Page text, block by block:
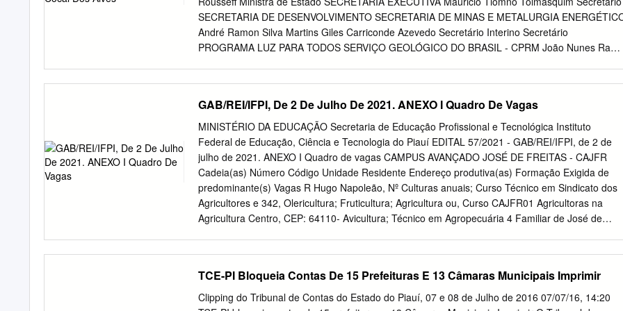
desde que mencionada a fonte. Relação de Siglas AGESPISA – Águas e Esgotos do Piauí S.A.
APA – Áreas de Proteção Ambiental APL – Academia Piauiense de Letras APP – Áreas de
Preservação Permanente CAGED – Cadastro Geral de Empregados e Desempregados
SECRETARIA DE DESENVOLVIMENTO SECRETARIA DE MINAS E METALURGIA
André Ramon Silva Martins Giles Carriconde Azevedo Secretário Interino Secretário
PROGRAMA LUZ PARA TODOS SERVIÇO GEOLÓGICO DO BRASIL - CPRM João Nunes
Recursos Minerais Paulo Augusto Leonelli Diretor Álvaro Rogério Alencar Silva Diretor de
Administração e Finanças Aroldo Borba Fernando Pereira de Carvalho Gerente Técnico Diretor
de Relações Institucionais e Desenvolvimento Frederico Cláudio Peixinho Chefe do
Departamento de Hidrologia Fernando Antonio Carneiro Feitosa Chefe da Divisão de
Hidrogeologia e Exploração Ivanaldo Vieira Gomes da Costa Superintendente Regional de
Salvador José Wilson de Castro Timóteo Superintendente Regional de Recife Hélbio Pereira
Superintendente Regional de Belo Horizonte Darlan Filgueira Maciel Chefe da Residência de
Fortaleza Francisco Batista Teixeira Chefe da Residência Especial de Teresina Ministério de
GAB/REI/IFPI, De 2 De Julho De 2021. ANEXO I Quadro De Vagas
MINISTÉRIO DA EDUCAÇÃO Secretaria de Educação Profissional e Tecnológica Instituto
Federal de Educação, Ciência e Tecnologia do Piauí EDITAL 57/2021 - GAB/REI/IFPI, de 2 de
julho de 2021. ANEXO I Quadro de vagas CAMPUS AVANÇADO JOSÉ DE FREITAS - CAJFR
Cadeia(as) Número Código Unidade Residente Endereço produtiva(as) Formação Exigida de
predominante(s) Vagas R Hugo Napoleão, Nº Culturas anuais; Curso Técnico em Sindicato dos
Agricultores e 342, Olericultura; Fruticultura; Agricultura ou, Curso CAJFR01 Agricultoras na
Agricultura Centro, CEP: 64110- Avicultura; Técnico em Agropecuária 4 Familiar de José de
660, Centro, CAJFR02 Avicultura; Técnico em Agropecuária 4 Agricultoras Familiares de Jose
CEP: 64110-000, José Ovinocaprinocultura; ou, Curso Técnico em de Freitas – PI de Freitas,
TCE-PI Bloqueia Contas De 15 Prefeituras E 13 Câmaras Municipais Imprimir
Clipping do Tribunal de Contas do Estado do Piauí, 07 e 08 de Julho de 2016 07/07/16, 14:20